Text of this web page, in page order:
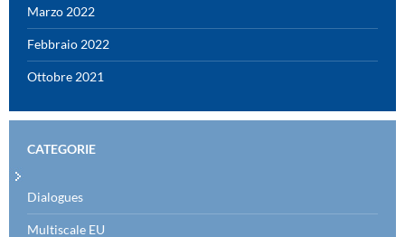
Marzo 2022
Febbraio 2022
Ottobre 2021
CATEGORIE
Dialogues
Multiscale EU